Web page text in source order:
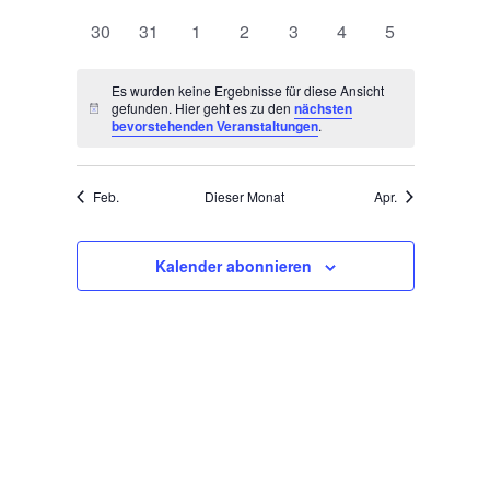
0
30
0
31
0
1
0
2
0
3
0
4
0
5
Hinweis
Es wurden keine Ergebnisse für diese Ansicht
gefunden. Hier geht es zu dennächsten
bevorstehenden Veranstaltungen.
Feb. Dieser Monat Apr.
Kalender abonnieren